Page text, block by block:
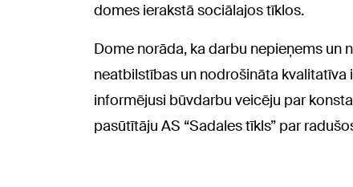
domes ierakstā sociālajos tīklos.
Dome norāda, ka darbu nepieņems un
neatbilstības un nodrošināta kvalitatīva
informējusi būvdarbu veicēju par
pasūtītāju AS “Sadales tīkls” par